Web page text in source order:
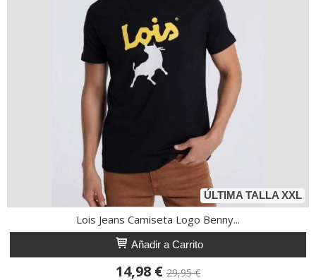
ÚLTIMA TALLA XXL
Lois Jeans Camiseta Logo Benny...
Añadir a Carrito
14,98 € 29,95 €